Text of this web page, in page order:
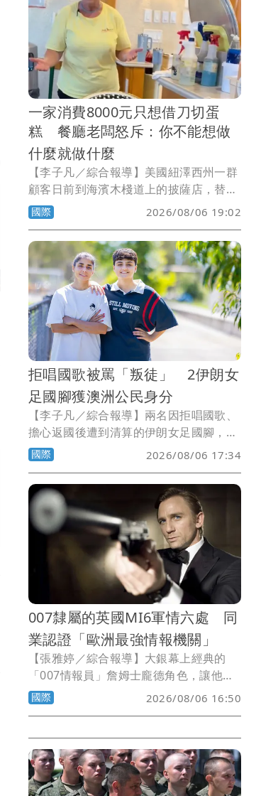
川普駁斥彈藥短缺報導 稱
有大量庫存
國際
一家消費8000元只想借刀切蛋
糕 餐廳老闆怒斥：你不能想做
什麼就做什麼
【李子凡／綜合報導】美國紐澤西州一群
顧客日前到海濱木棧道上的披薩店，替5
歲男童慶祝生日，沒想到用餐後向店家借
刀切蛋糕，竟遭老闆當場怒斥。雙方爭執
影片曝光後迅速在社群媒體瘋傳，也引發
網友對店家處理方式的激烈討論。
國際 2026/08/06 19:02
拒唱國歌被罵「叛徒」 2伊朗女
足國腳獲澳洲公民身分
【李子凡／綜合報導】兩名因拒唱國歌、
擔心返國後遭到清算的伊朗女足國腳，已
在澳洲展開新人生。34歲的拉梅扎尼薩德
（Atefeh Ramezanisadeh）與22歲的帕
桑迪德（Fatemeh Pasandideh），周三
在昆士蘭州布里斯本宣誓入籍，正式取得
澳洲公民身分。
國際 2026/08/06 17:34
007隸屬的英國MI6軍情六處 同
業認證「歐洲最強情報機關」
【張雅婷／綜合報導】大銀幕上經典的
「007情報員」詹姆士龐德角色，讓他隸
屬的英國「軍情六處」（MI6）名滿天
下。根據一項調查，來自歐洲25個國家約
機關之中，MI6整體能力最佳，可謂歐洲
最強大的對外情報機關。
國際 2026/08/06 16:50